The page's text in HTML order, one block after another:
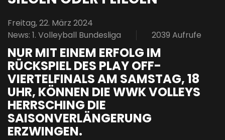
Freitag, 22. März 2024
News: 1. Volleyball Bundesliga
2039 Aufrufe
NUR MIT EINEM ERFOLG IM
RÜCKSPIEL DES PLAY OFF-
VIERTELFINALS AM SAMSTAG, 18
UHR, KÖNNEN DIE WWK VOLLEYS
HERRSCHING DIE
SAISONVERLÄNGERUNG
ERZWINGEN.